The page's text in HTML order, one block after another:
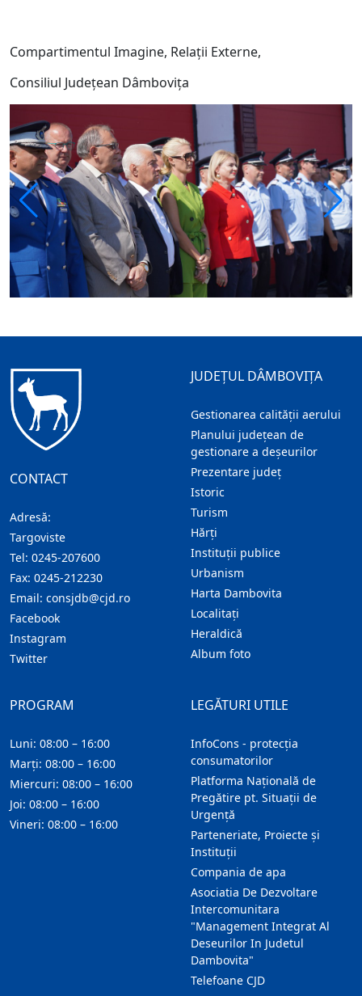
Compartimentul Imagine, Relații Externe,
Consiliul Județean Dâmbovița
CONTACT
Adresă:
Targoviste
Tel: 0245-207600
Fax: 0245-212230
Email: consjdb@cjd.ro
Facebook
Instagram
Twitter
JUDEȚUL DÂMBOVIȚA
Gestionarea calității aerului
Planului județean de
gestionare a deșeurilor
Prezentare judeţ
Istoric
Turism
Hărţi
Instituţii publice
Urbanism
Harta Dambovita
Localitaţi
Heraldică
Album foto
LEGĂTURI UTILE
InfoCons - protecția
consumatorilor
Platforma Națională de
Pregătire pt. Situații de
Urgență
Parteneriate, Proiecte și
Instituții
Compania de apa
Asociatia De Dezvoltare
Intercomunitara
"Management Integrat Al
Deseurilor In Judetul
Dambovita"
Telefoane CJD
PROGRAM
Luni: 08:00 – 16:00
Marți: 08:00 – 16:00
Miercuri: 08:00 – 16:00
Joi: 08:00 – 16:00
Vineri: 08:00 – 16:00